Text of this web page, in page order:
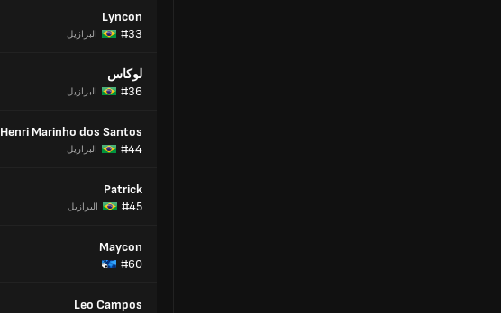
Lyncon
#33
البرازيل
لوكاس
#36
البرازيل
Henri Marinho dos Santos
#44
البرازيل
Patrick
#45
البرازيل
Maycon
#60
Leo Campos